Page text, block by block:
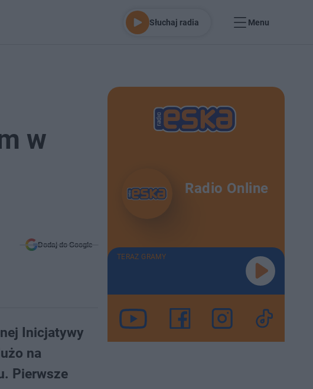
Słuchaj radia Menu
w
Dodaj do Google
Inicjatywy
na
Pierwsze
Radio Online
TERAZ GRAMY